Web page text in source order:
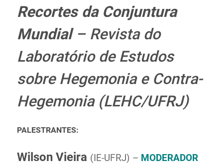
Ministério de Minas e Energia
Comunicações
Ministério do Meio Ambiente
Ministério do Turismo
Ministério do Desenvolvimento Regional
Ministério da Mulher, da Família e dos Direitos Humanos
Secretaria de Governo
Advocacia-Geral da União
Recortes da Conjuntura
Mundial– Revista do
Laboratório de Estudos
sobre Hegemonia e Contra-
Hegemonia (LEHC/UFRJ)
PALESTRANTES:
Wilson Vieira (IE-UFRJ) – MODERADOR